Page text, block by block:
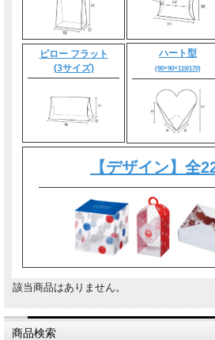
ピロー フラット
(3サイズ)
ハート型
(90×90×110/170)
【デザイン】全
該当商品はありません。
商品検索